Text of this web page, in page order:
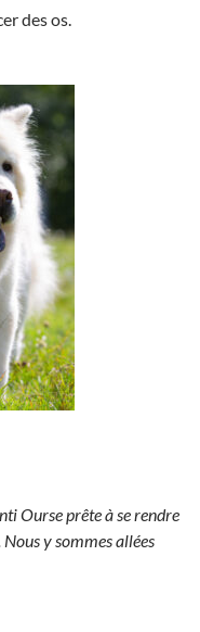
des os.
Ourse prête à se rendre
y sommes allées